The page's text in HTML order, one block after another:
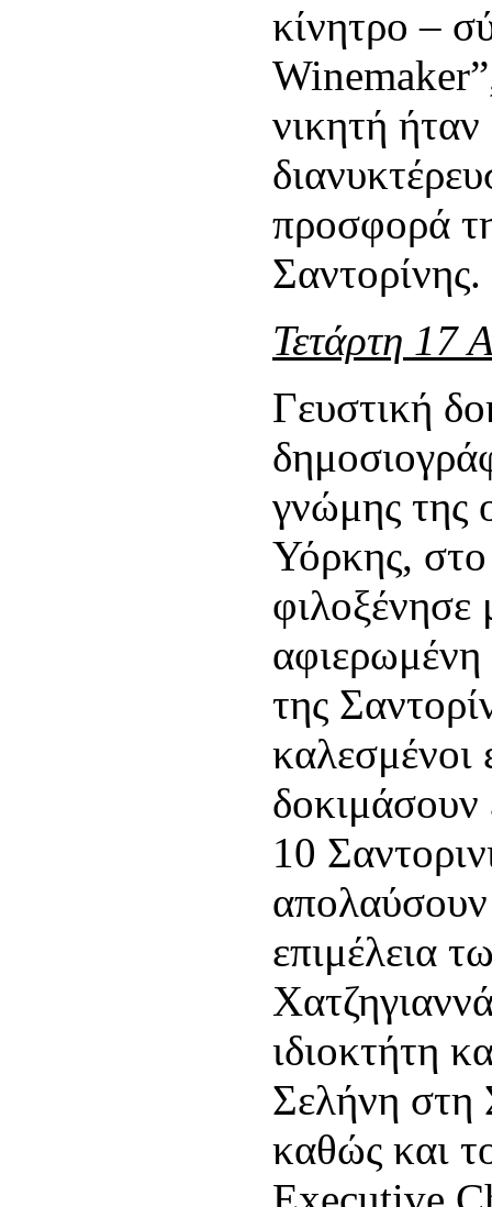
κίνητρο –
νικητή
προσφορά
Σαντορίνης.
Τετάρτη 17
Γευστική
γνώμης της
Υόρκης,
φιλοξένησε
της
καλεσμένοι
δοκιμάσουν
10
επιμέλεια
ιδιοκτήτη
Σελήνη στη
καθώς και